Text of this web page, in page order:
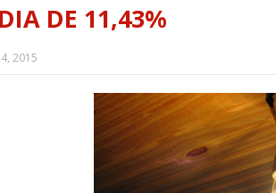
DE 11,43%
2015